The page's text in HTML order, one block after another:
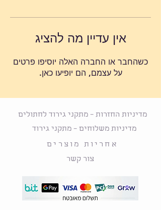
אין עדיין מה להציג
כשהחבר או החברה האלה יוסיפו פרטים
על עצמם, הם יופיעו כאן.
מדיניות החזרות – מתקני גירוד לחתולים
מדיניות משלוחים – מתקני גירוד
אחריות מוצרים
צור קשר